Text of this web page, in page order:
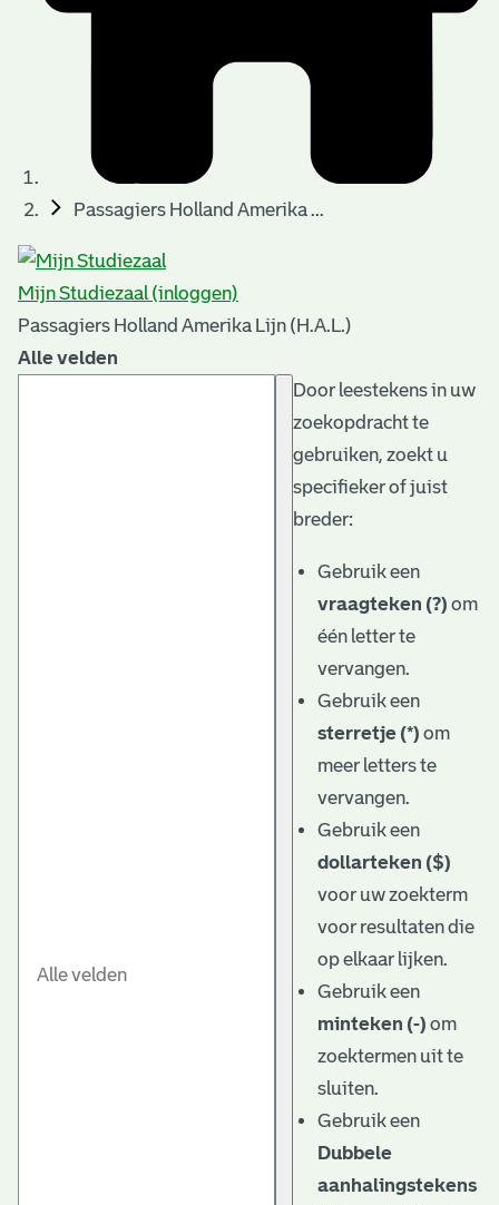
Passagiers Holland Amerika ...
Mijn Studiezaal (inloggen)
Passagiers Holland Amerika Lijn (H.A.L.)
Alle velden
Door leestekens in uw
zoekopdracht te
gebruiken, zoekt u
specifieker of juist
breder:
Gebruik een
vraagteken (?) om
één letter te
vervangen.
Gebruik een
sterretje (*) om
meer letters te
vervangen.
Gebruik een
dollarteken ($)
voor uw zoekterm
voor resultaten die
op elkaar lijken.
Gebruik een
minteken (-) om
zoektermen uit te
sluiten.
Gebruik een
Dubbele
aanhalingstekens